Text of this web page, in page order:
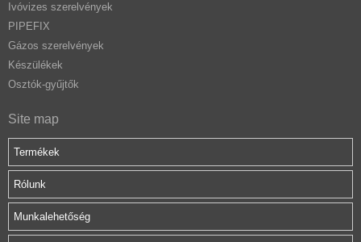
Ivóvizes szerelvények
PIPEFIX
Gázos szerelvények
Készülékek
Osztók-gyűjtők
Site map
Termékek
Rólunk
Munkalehetőség